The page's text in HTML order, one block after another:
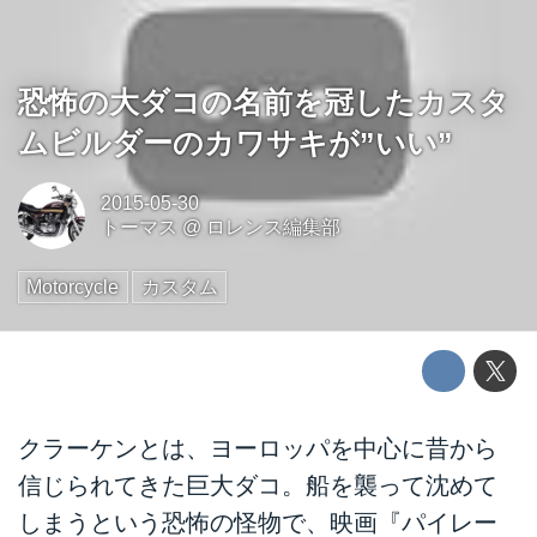
恐怖の大ダコの名前を冠したカスタ
ムビルダーのカワサキが”いい”
2015-05-30
トーマス @ ロレンス編集部
Motorcycle カスタム
クラーケンとは、ヨーロッパを中心に昔から
信じられてきた巨大ダコ。船を襲って沈めて
しまうという恐怖の怪物で、映画『パイレー